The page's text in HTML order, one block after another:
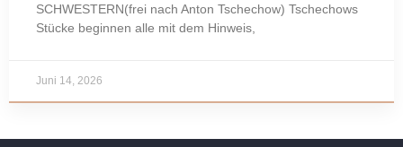
SCHWESTERN(frei nach Anton Tschechow) Tschechows
Stücke beginnen alle mit dem Hinweis,
Juni 14, 2026